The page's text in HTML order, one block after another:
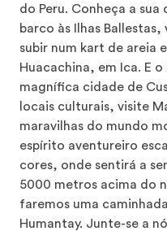
do Peru. Conheça a
barco às Ilhas
subir num kart de areia
Huacachina, em Ica. E
magnífica cidade de
locais culturais, visite
maravilhas do mundo
espírito aventureiro
cores, onde sentirá a
5000 metros acima do
faremos uma
Humantay. Junte-se a